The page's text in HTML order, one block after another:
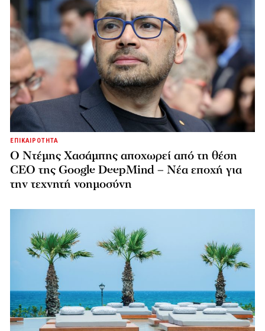
ΕΠΙΚΑΙΡΟΤΗΤΑ
Ο Ντέμης Χασάμπης αποχωρεί από τη θέση
CEO της Google DeepMind – Νέα εποχή για
την τεχνητή νοημοσύνη